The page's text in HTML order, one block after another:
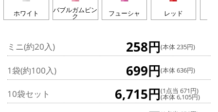
ホワイト バブルガムピン
ク フューシャ レッド
ミニ(約20入) 258円(本体 235円)
1袋(約100入) 699円(本体 636円)
10袋セット 6,715円(1点当 671円)
(本体 6,105円)